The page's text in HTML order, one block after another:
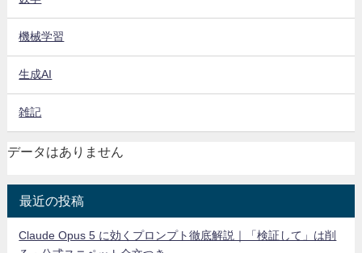
機械学習
生成AI
雑記
データはありません
最近の投稿
Claude Opus 5 に効くプロンプト徹底解説｜「検証して」は削